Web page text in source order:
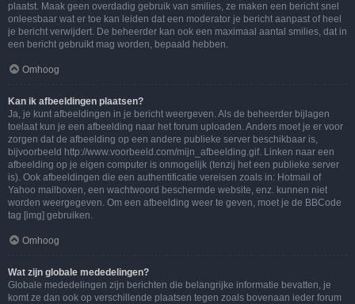
plaatst. Maak geen overdadig gebruik van smilies, ze maken een bericht snel
onleesbaar wat er toe kan leiden dat een moderator je bericht aanpast of heel
je bericht verwijdert. De beheerder kan ook een maximaal aantal smilies, dat in
een bericht gebruikt mag worden, bepaald hebben.
Omhoog
Kan ik afbeeldingen plaatsen?
Ja, je kunt afbeeldingen in je bericht weergeven. Als de beheerder bijlagen
toelaat kun je een afbeelding naar het forum uploaden. Anders moet je er voor
zorgen dat de afbeelding op een andere publieke server beschikbaar is,
bijvoorbeeld http://www.voorbeeld.com/mijn_afbeelding.gif. Linken naar een
afbeelding op je eigen computer is onmogelijk (tenzij het een publieke server
is). Ook afbeeldingen die een authentificatie vereisen zoals in: Hotmail of
Yahoo mailboxen, een wachtwoord beschermde website, enz. kunnen niet
worden weergegeven. Om een afbeelding weer te geven, moet je de BBCode
tag [img] gebruiken.
Omhoog
Wat zijn globale mededelingen?
Globale mededelingen zijn berichten die belangrijke informatie bevatten, je
komt ze dan ook op verschillende plaatsen tegen zoals bovenaan ieder forum